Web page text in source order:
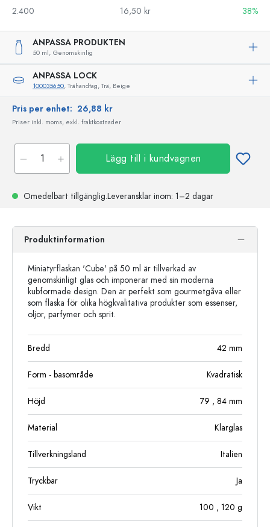
2.400
16,50 kr 38%
ANPASSA PRODUKTEN
50 ml, Genomskinlig
ANPASSA LOCK
100035650, Trähandtag, Trä, Beige
Pris per enhet: 26,88 kr
Priser inkl. moms, exkl. fraktkostnader
Lägg till i kundvagnen
Omedelbart tillgänglig.Leveransklar inom: 1–2 dagar
Produktinformation
Miniatyrflaskan 'Cube' på 50 ml är tillverkad av
genomskinligt glas och imponerar med sin moderna
kubformade design. Den är perfekt som gourmetgåva eller
som flaska för olika högkvalitativa produkter som essenser,
oljor, parfymer och sprit.
Bredd 42 mm
Form - basområde Kvadratisk
Höjd 79 , 84 mm
Material Klarglas
Tillverkningsland Italien
Tryckbar Ja
Vikt 100 , 120 g